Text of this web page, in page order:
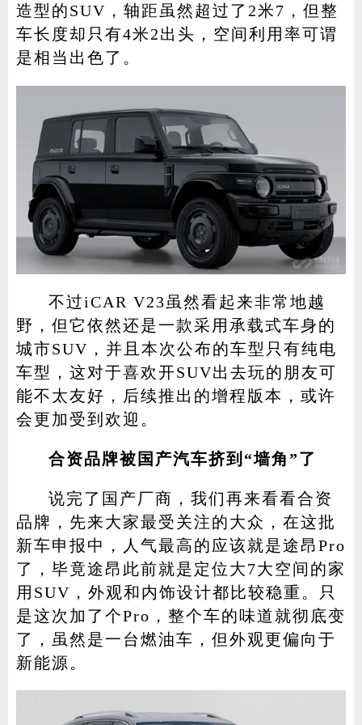
造型的SUV，轴距虽然超过了2米7，但整
车长度却只有4米2出头，空间利用率可谓
是相当出色了。
不过iCAR V23虽然看起来非常地越
野，但它依然还是一款采用承载式车身的
城市SUV，并且本次公布的车型只有纯电
车型，这对于喜欢开SUV出去玩的朋友可
能不太友好，后续推出的增程版本，或许
会更加受到欢迎。
合资品牌被国产汽车挤到“墙角”了
说完了国产厂商，我们再来看看合资
品牌，先来大家最受关注的大众，在这批
新车申报中，人气最高的应该就是途昂Pro
了，毕竟途昂此前就是定位大7大空间的家
用SUV，外观和内饰设计都比较稳重。只
是这次加了个Pro，整个车的味道就彻底变
了，虽然是一台燃油车，但外观更偏向于
新能源。